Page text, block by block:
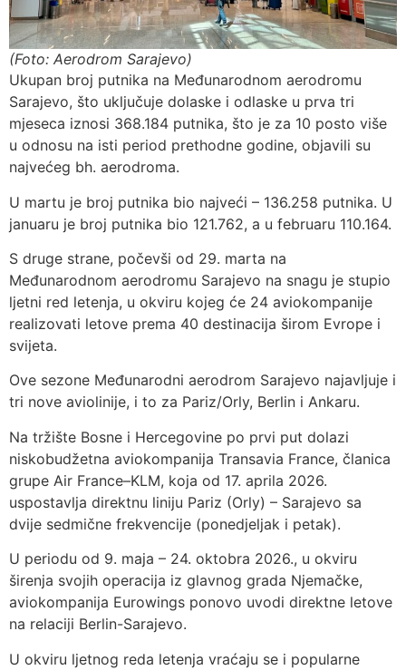
(Foto: Aerodrom Sarajevo)
Ukupan broj putnika na Međunarodnom aerodromu
Sarajevo, što uključuje dolaske i odlaske u prva tri
mjeseca iznosi 368.184 putnika, što je za 10 posto više
u odnosu na isti period prethodne godine, objavili su
najvećeg bh. aerodroma.
U martu je broj putnika bio najveći – 136.258 putnika. U
januaru je broj putnika bio 121.762, a u februaru 110.164.
S druge strane, počevši od 29. marta na
Međunarodnom aerodromu Sarajevo na snagu je stupio
ljetni red letenja, u okviru kojeg će 24 aviokompanije
realizovati letove prema 40 destinacija širom Evrope i
svijeta.
Ove sezone Međunarodni aerodrom Sarajevo najavljuje i
tri nove aviolinije, i to za Pariz/Orly, Berlin i Ankaru.
Na tržište Bosne i Hercegovine po prvi put dolazi
niskobudžetna aviokompanija Transavia France, članica
grupe Air France–KLM, koja od 17. aprila 2026.
uspostavlja direktnu liniju Pariz (Orly) – Sarajevo sa
dvije sedmične frekvencije (ponedjeljak i petak).
U periodu od 9. maja – 24. oktobra 2026., u okviru
širenja svojih operacija iz glavnog grada Njemačke,
aviokompanija Eurowings ponovo uvodi direktne letove
na relaciji Berlin-Sarajevo.
U okviru ljetnog reda letenja vraćaju se i popularne